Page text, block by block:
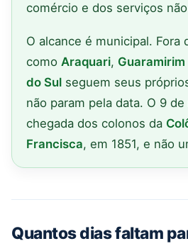
comércio e dos serviços
O alcance é municipal. Fora
como Araquari, Guaramirim
do Sul seguem seus
não param pela data. O 9
chegada dos colonos da
Francisca, em 1851, e não
Quantos dias faltam